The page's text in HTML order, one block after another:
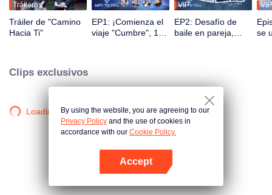
Tráileres
Tráiler de "Camino
Hacia Ti"
EP1: ¡Comienza el
viaje "Cumbre", 12
VIP
EP2: Desafío de
baile en pareja,
VIP
se
Clips exclusivos
Loading…By using the website, you are agreeing to our
Privacy Policy and the use of cookies in
accordance with our Cookie Policy.
Accept